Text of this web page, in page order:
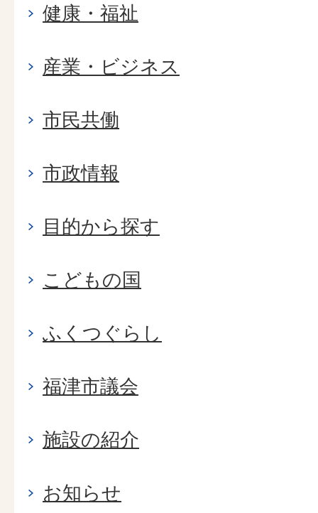
健康・福祉
産業・ビジネス
市民共働
市政情報
目的から探す
こどもの国
ふくつぐらし
福津市議会
施設の紹介
お知らせ